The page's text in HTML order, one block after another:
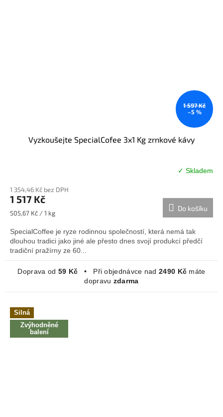
1 597 Kč
–5 %
Vyzkoušejte SpecialCofee 3x1 Kg zrnkové kávy
produktu
je
5,0
5
hvězdiček.
✓ Skladem
1 354,46 Kč bez DPH
1 517 Kč
Měrná
505,67 Kč / 1 kg
Do košíku
SpecialCoffee je ryze rodinnou společností, která nemá tak
dlouhou tradici jako jiné ale přesto dnes svojí produkcí předčí
tradiční pražírny ze 60...
Doprava od 59 Kč • Při objednávce nad 2490 Kč máte
dopravu zdarma
Silná
Zvýhodněné
balení